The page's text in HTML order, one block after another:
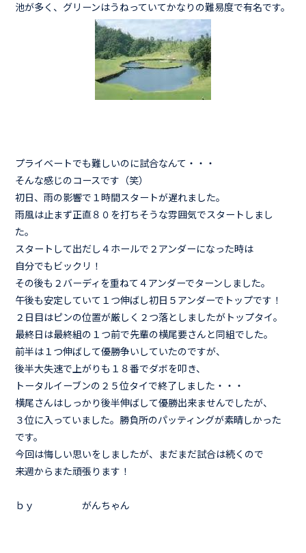
池が多く、グリーンはうねっていてかなりの難易度で有名です。
プライベートでも難しいのに試合なんて・・・
そんな感じのコースです（笑）
初日、雨の影響で１時間スタートが遅れました。
雨風は止まず正直８０を打ちそうな雰囲気でスタートしまし
た。
スタートして出だし４ホールで２アンダーになった時は
自分でもビックリ！
その後も２バーディを重ねて４アンダーでターンしました。
午後も安定していて１つ伸ばし初日５アンダーでトップです！
２日目はピンの位置が厳しく２つ落としましたがトップタイ。
最終日は最終組の１つ前で先輩の横尾要さんと同組でした。
前半は１つ伸ばして優勝争いしていたのですが、
後半大失速で上がりも１８番でダボを叩き、
トータルイーブンの２５位タイで終了しました・・・
横尾さんはしっかり後半伸ばして優勝出来ませんでしたが、
３位に入っていました。勝負所のパッティングが素晴しかった
です。
今回は悔しい思いをしましたが、まだまだ試合は続くので
来週からまた頑張ります！
ｂｙ がんちゃん